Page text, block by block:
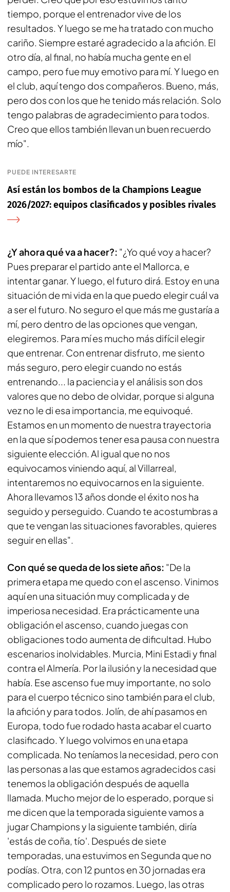
tiempo, porque el entrenador vive de los
resultados. Y luego se me ha tratado con mucho
cariño. Siempre estaré agradecido a la afición. El
otro día, al final, no había mucha gente en el
campo, pero fue muy emotivo para mí. Y luego en
el club, aquí tengo dos compañeros. Bueno, más,
pero dos con los que he tenido más relación. Solo
tengo palabras de agradecimiento para todos.
Creo que ellos también llevan un buen recuerdo
mío".
PUEDE INTERESARTE
Así están los bombos de la Champions League
2026/2027: equipos clasificados y posibles rivales
¿Y ahora qué va a hacer?: "¿Yo qué voy a hacer?
Pues preparar el partido ante el Mallorca, e
intentar ganar. Y luego, el futuro dirá. Estoy en una
situación de mi vida en la que puedo elegir cuál va
a ser el futuro. No seguro el que más me gustaría a
mí, pero dentro de las opciones que vengan,
elegiremos. Para mí es mucho más difícil elegir
que entrenar. Con entrenar disfruto, me siento
más seguro, pero elegir cuando no estás
entrenando... la paciencia y el análisis son dos
valores que no debo de olvidar, porque si alguna
vez no le di esa importancia, me equivoqué.
Estamos en un momento de nuestra trayectoria
en la que sí podemos tener esa pausa con nuestra
siguiente elección. Al igual que no nos
equivocamos viniendo aquí, al Villarreal,
intentaremos no equivocarnos en la siguiente.
Ahora llevamos 13 años donde el éxito nos ha
seguido y perseguido. Cuando te acostumbras a
que te vengan las situaciones favorables, quieres
seguir en ellas".
Con qué se queda de los siete años: "De la
primera etapa me quedo con el ascenso. Vinimos
aquí en una situación muy complicada y de
imperiosa necesidad. Era prácticamente una
obligación el ascenso, cuando juegas con
obligaciones todo aumenta de dificultad. Hubo
escenarios inolvidables. Murcia, Mini Estadi y final
contra el Almería. Por la ilusión y la necesidad que
había. Ese ascenso fue muy importante, no solo
para el cuerpo técnico sino también para el club,
la afición y para todos. Jolín, de ahí pasamos en
Europa, todo fue rodado hasta acabar el cuarto
clasificado. Y luego volvimos en una etapa
complicada. No teníamos la necesidad, pero con
las personas a las que estamos agradecidos casi
tenemos la obligación después de aquella
llamada. Mucho mejor de lo esperado, porque si
me dicen que la temporada siguiente vamos a
jugar Champions y la siguiente también, diría
'estás de coña, tío'. Después de siete
temporadas, una estuvimos en Segunda que no
podías. Otra, con 12 puntos en 30 jornadas era
complicado pero lo rozamos. Luego, las otras